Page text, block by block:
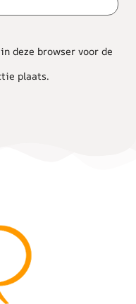
deze browser voor de
plaats.